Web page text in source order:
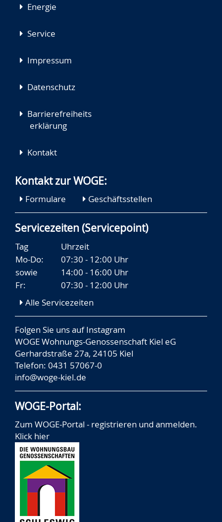
Energie
Service
Impressum
Datenschutz
Barrierefreiheits
erklärung
Kontakt
Kontakt zur WOGE:
Formulare Geschäftsstellen
Servicezeiten (Servicepoint)
Tag
Uhrzeit
Mo-Do:
07:30 - 12:00 Uhr
sowie
14:00 - 16:00 Uhr
Fr:
07:30 - 12:00 Uhr
Alle Servicezeiten
Folgen Sie uns aufInstagram
WOGE Wohnungs-Genossenschaft Kiel eG
Gerhardstraße 27a, 24105 Kiel
Telefon: 0431 57067-0
info@woge-kiel.de
WOGE-Portal:
Zum WOGE-Portal - registrieren und anmelden.
Klick hier